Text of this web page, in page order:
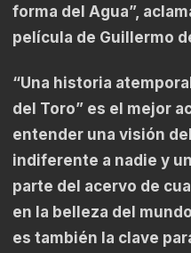
forma del Agua”,
película de Guillermo
“Una historia
del Toro” es el mejor
entender una visión
indiferente a nadie y
parte del acervo de
en la belleza del
es también la clave